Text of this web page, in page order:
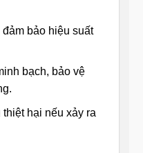
bảo hiệu suất
bạch, bảo vệ
hại nếu xảy ra